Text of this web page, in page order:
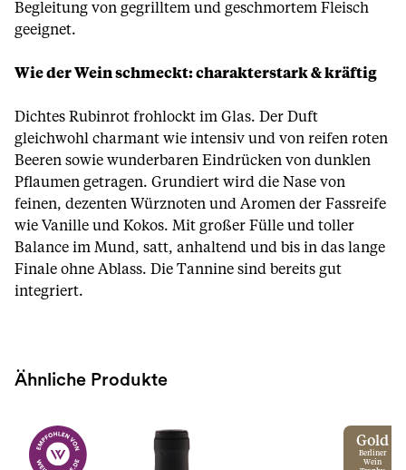
Begleitung von gegrilltem und geschmortem Fleisch
geeignet.
Wie der Wein schmeckt: charakterstark & kräftig
Dichtes Rubinrot frohlockt im Glas. Der Duft
gleichwohl charmant wie intensiv und von reifen roten
Beeren sowie wunderbaren Eindrücken von dunklen
Pflaumen getragen. Grundiert wird die Nase von
feinen, dezenten Würznoten und Aromen der Fassreife
wie Vanille und Kokos. Mit großer Fülle und toller
Balance im Mund, satt, anhaltend und bis in das lange
Finale ohne Ablass. Die Tannine sind bereits gut
integriert.
Ähnliche Produkte
Gold
Berliner
Wein